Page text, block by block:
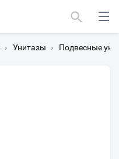
› Унитазы › Подвесные